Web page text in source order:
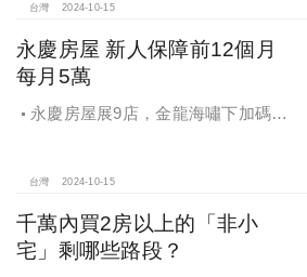
台灣 2024-10-15
永慶房屋 新人保障前12個月
每月5萬
永慶房屋展9店，金龍海嘯下加碼員
福感，看得到更領得到！業務新人保
台灣 2024-10-15
千萬內買2房以上的「非小
宅」剩哪些路段？